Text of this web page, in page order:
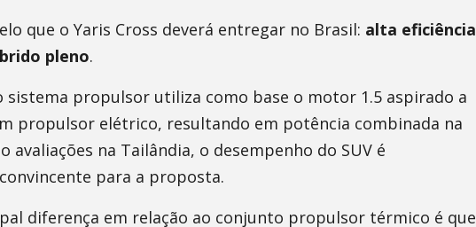
que o Yaris Cross deverá entregar no Brasil: alta eficiência
pleno.
sistema propulsor utiliza como base o motor 1.5 aspirado a
propulsor elétrico, resultando em potência combinada na
avaliações na Tailândia, o desempenho do SUV é
para a proposta.
diferença em relação ao conjunto propulsor térmico é que